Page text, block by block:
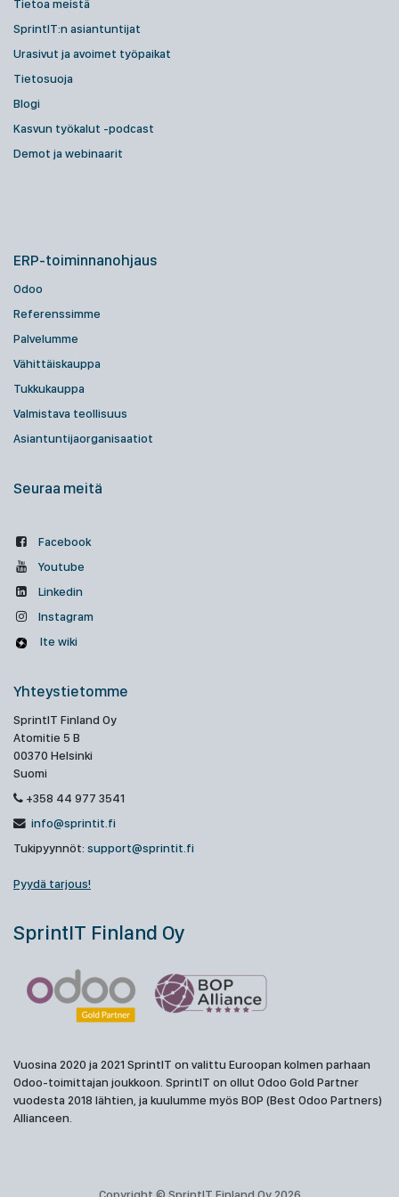
Tietoa meistä
SprintIT:n asiantuntijat
Urasivut ja avoimet työpaikat
Tietosuoja
Blogi
Kasvun työkalut -podcast
Demot ja webinaarit
ERP-toiminnanohjaus
Odoo
Referenssimme
Palvelumme
Vähittäiskauppa
Tukkukauppa
Valmistava teollisuus
Asiantuntijaorganisaatiot
Seuraa meitä
Facebook
Youtube
Linkedin
Instagram
Ite wiki
Yhteystietomme
SprintIT Finland Oy
Atomitie 5 B
00370 Helsinki
Suomi
+358 44 977 3541
info@sprintit.fi
Tukipyynnöt: support@sprintit.fi
Pyydä tarjous!
SprintIT Finland Oy
Vuosina 2020 ja 2021 SprintIT on valittu Euroopan kolmen parhaan
Odoo-toimittajan joukkoon. SprintIT on ollut Odoo Gold Partner
vuodesta 2018 lähtien, ja kuulumme myös BOP (Best Odoo Partners)
Allianceen.
Copyright © SprintIT Finland Oy 2026